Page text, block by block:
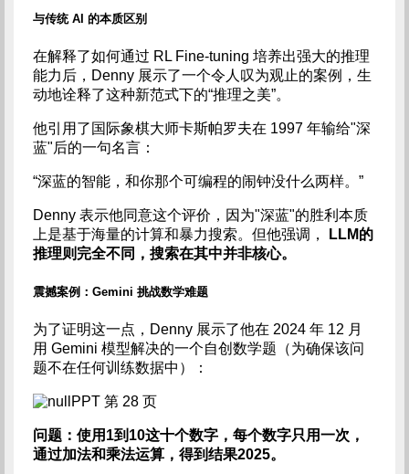
与传统 AI 的本质区别
在解释了如何通过 RL Fine-tuning 培养出强大的推理
能力后，Denny 展示了一个令人叹为观止的案例，生
动地诠释了这种新范式下的“推理之美”。
他引用了国际象棋大师卡斯帕罗夫在 1997 年输给"深
蓝"后的一句名言：
“深蓝的智能，和你那个可编程的闹钟没什么两样。”
Denny 表示他同意这个评价，因为"深蓝"的胜利本质
上是基于海量的计算和暴力搜索。但他强调，
LLM的
推理则完全不同，搜索在其中并非核心。
震撼案例：Gemini 挑战数学难题
为了证明这一点，Denny 展示了他在 2024 年 12 月
用 Gemini 模型解决的一个自创数学题（为确保该问
题不在任何训练数据中）：
PPT 第 28 页
问题：使用1到10这十个数字，每个数字只用一次，
通过加法和乘法运算，得到结果2025。